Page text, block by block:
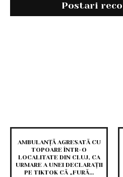
Postari
AMBULANȚĂ AGRESATĂ CU
TOPOARE ÎNTR-O
LOCALITATE DIN CLUJ, CA
URMARE A UNEI DECLARAȚII
PE TIKTOK CĂ „FURĂ…